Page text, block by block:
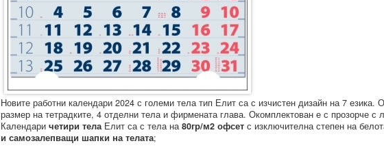
Новите работни календари 2024 с големи тела тип Елит са с изчистен дизайн на 7 езика.
размер на тетрадките, 4 отделни тела и фирмената глава. Окомплектован е с прозорче с
Календари четири телаЕлит са с тела на80гр/м2 офсетс изключителна степен на
и самозалепващи шапки на телата;